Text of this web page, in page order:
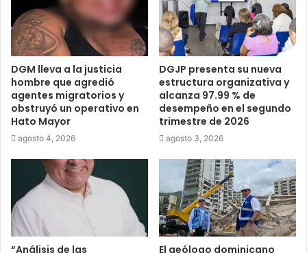
DGM lleva a la justicia
hombre que agredió
agentes migratorios y
obstruyó un operativo en
Hato Mayor
agosto 4, 2026
DGJP presenta su nueva
estructura organizativa y
alcanza 97.99 % de
desempeño en el segundo
trimestre de 2026
agosto 3, 2026
“Análisis de las El geólogo dominicano